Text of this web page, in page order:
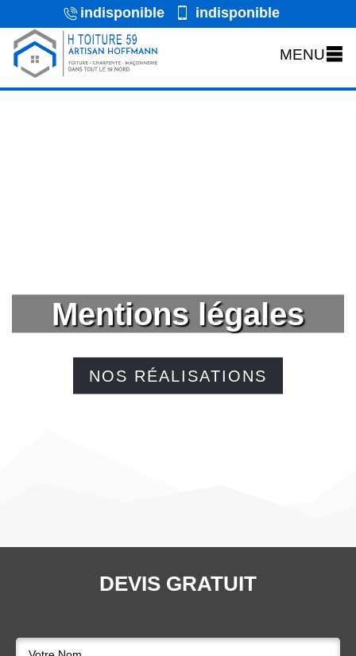
indisponible indisponible
MENU
Mentions légales
NOS RÉALISATIONS
DEVIS GRATUIT